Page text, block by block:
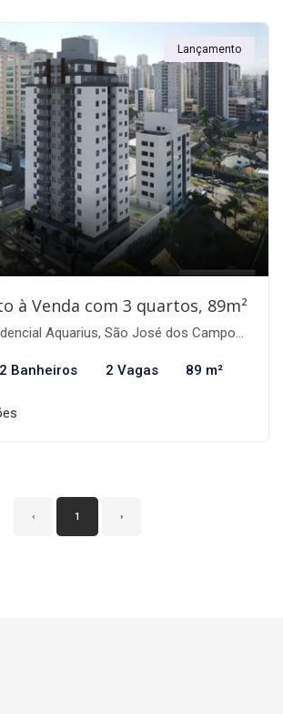
Lançamento
à Venda com 3 quartos, 89m²
Aquarius, São José dos Campos-SP
2 Banheiros 2 Vagas 89 m²
‹ 1 ›